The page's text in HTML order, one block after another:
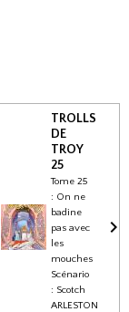
TROLLS
DE
TROY
25
Tome 25
: On ne
badine
pas avec
les
mouches
Scénario
: Scotch
ARLESTON